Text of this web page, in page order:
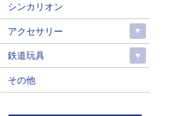
シンカリオン
アクセサリー
鉄道玩具
その他